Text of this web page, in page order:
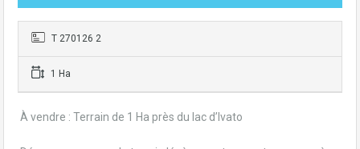
T 270126 2
1 Ha
À vendre : Terrain de 1 Ha près du lac d’Ivato